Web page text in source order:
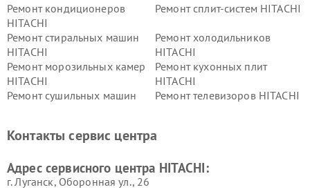
Ремонт кондиционеров
HITACHI
Ремонт сплит-систем HITACHI
Ремонт стиральных машин
HITACHI
Ремонт холодильников
HITACHI
Ремонт морозильных камер
HITACHI
Ремонт кухонных плит
HITACHI
Ремонт сушильных машин
Ремонт телевизоров HITACHI
данных HITACHI
HITACHI
HITACHI
HITACHI
Контакты сервис центра
Адрес сервисного центра HITACHI:
г. Луганск, Оборонная ул., 26